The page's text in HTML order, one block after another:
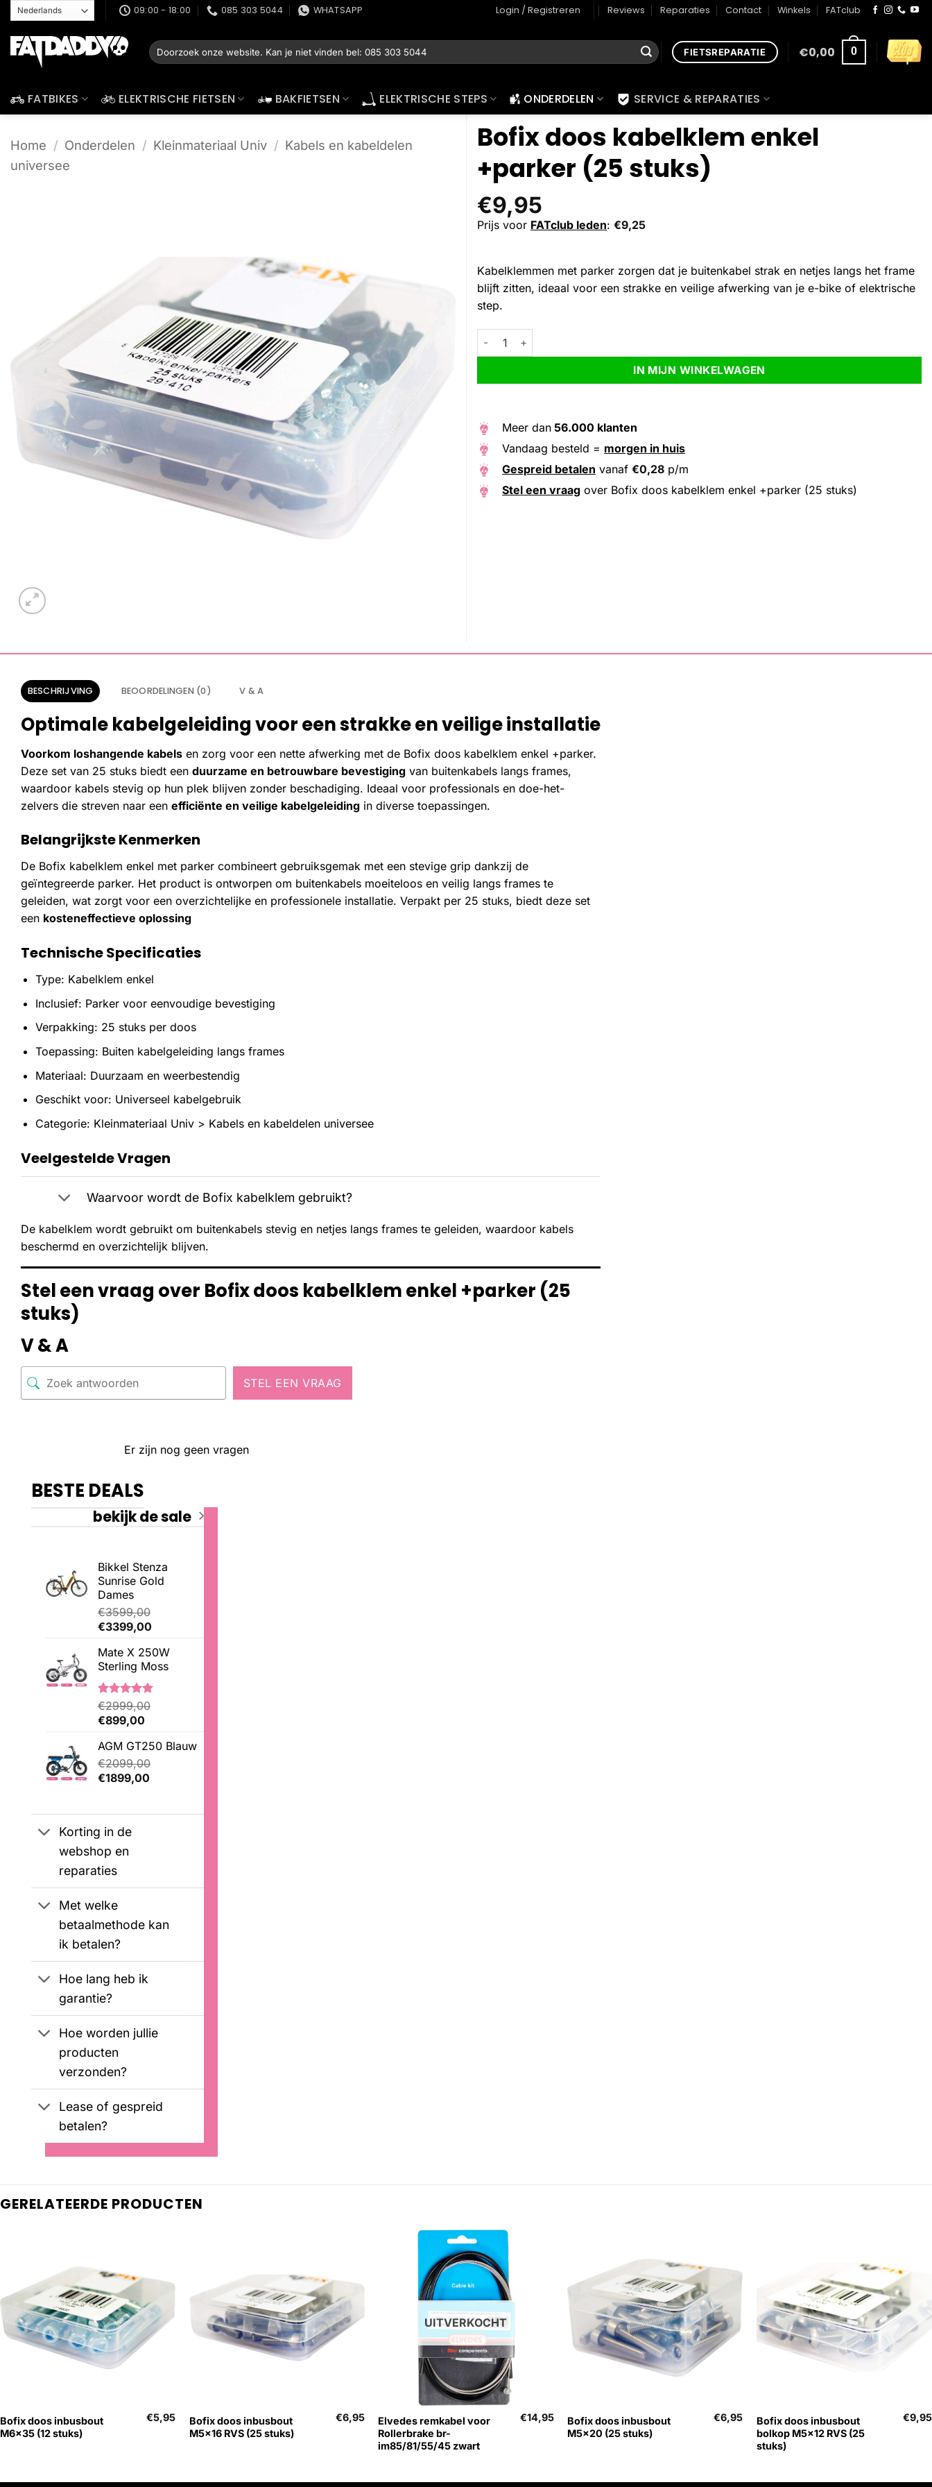
naar
inhoud
09:00 - 18:00 085 303 5044 WHATSAPP Login / Registreren Reviews Reparaties Contact Winkels FATclub
Zoeken
naar:
FIETSREPARATIE €0,00 0
FATBIKES ELEKTRISCHE FIETSEN BAKFIETSEN ELEKTRISCHE STEPS ONDERDELEN SERVICE & REPARATIES
Home / Onderdelen / Kleinmateriaal Univ / Kabels en kabeldelen
universee
Bofix doos kabelklem enkel
+parker (25 stuks)
€9,95
Prijs voor FATclub leden: €9,25
Kabelklemmen met parker zorgen dat je buitenkabel strak en netjes langs het frame
blijft zitten, ideaal voor een strakke en veilige afwerking van je e-bike of elektrische
step.
Bofix doos kabelklem enkel +parker (25 stuks) aantal
IN MIJN WINKELWAGEN
Alternative:
Meer dan 56.000 klanten
Vandaag besteld = morgen in huis
Gespreid betalen vanaf €0,28 p/m
Stel een vraag over Bofix doos kabelklem enkel +parker (25 stuks)
BESCHRIJVING BEOORDELINGEN (0) V & A
Optimale kabelgeleiding voor een strakke en veilige installatie
Voorkom loshangende kabels en zorg voor een nette afwerking met de Bofix doos kabelklem enkel +parker.
Deze set van 25 stuks biedt een duurzame en betrouwbare bevestiging van buitenkabels langs frames,
waardoor kabels stevig op hun plek blijven zonder beschadiging. Ideaal voor professionals en doe-het-
zelvers die streven naar een efficiënte en veilige kabelgeleiding in diverse toepassingen.
Belangrijkste Kenmerken
De Bofix kabelklem enkel met parker combineert gebruiksgemak met een stevige grip dankzij de
geïntegreerde parker. Het product is ontworpen om buitenkabels moeiteloos en veilig langs frames te
geleiden, wat zorgt voor een overzichtelijke en professionele installatie. Verpakt per 25 stuks, biedt deze set
een kosteneffectieve oplossing
Technische Specificaties
Type: Kabelklem enkel
Inclusief: Parker voor eenvoudige bevestiging
Verpakking: 25 stuks per doos
Toepassing: Buiten kabelgeleiding langs frames
Materiaal: Duurzaam en weerbestendig
Geschikt voor: Universeel kabelgebruik
Categorie: Kleinmateriaal Univ > Kabels en kabeldelen universee
Veelgestelde Vragen
Waarvoor wordt de Bofix kabelklem gebruikt?
De kabelklem wordt gebruikt om buitenkabels stevig en netjes langs frames te geleiden, waardoor kabels
beschermd en overzichtelijk blijven.
Stel een vraag over Bofix doos kabelklem enkel +parker (25
stuks)
V & A
STEL EEN VRAAG
Er zijn nog geen vragen
BESTE DEALS
bekijk de sale
Bikkel Stenza
Sunrise Gold
Dames
€3599,00
Oorspronkelijke
was:
€3599,00.
€3399,00Huidige
is:
€3399,00.
Mate X 250W
Sterling Moss
Gewaardeerd
5.00op 5
gebaseerd
3
klantbeoordelingen
€2999,00
Oorspronkelijke
was:
€2999,00.
€899,00Huidige
is:
€899,00.
AGM GT250 Blauw
€2099,00
Oorspronkelijke
€1899,00Huidige
Korting in de
webshop en
reparaties
Met welke
betaalmethode kan
ik betalen?
Hoe lang heb ik
garantie?
Hoe worden jullie
producten
verzonden?
Lease of gespreid
betalen?
GERELATEERDE PRODUCTEN
Bofix doos inbusbout
M6x35 (12 stuks)
€5,95
Bofix doos inbusbout
M5x16 RVS (25 stuks)
€6,95
UITVERKOCHT
Elvedes remkabel voor
Rollerbrake br-
im85/81/55/45 zwart
€14,95
Bofix doos inbusbout
M5x20 (25 stuks)
€6,95
Bofix doos inbusbout
bolkop M5x12 RVS (25
stuks)
€9,95